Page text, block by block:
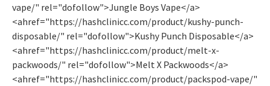
vape/" rel="dofollow">Jungle Boys Vape</a>
<ahref="https://hashclinicc.com/product/kushy-punch-
disposable/" rel="dofollow">Kushy Punch Disposable</a>
<ahref="https://hashclinicc.com/product/melt-x-
packwoods/" rel="dofollow">Melt X Packwoods</a>
<ahref="https://hashclinicc.com/product/packspod-vape/"